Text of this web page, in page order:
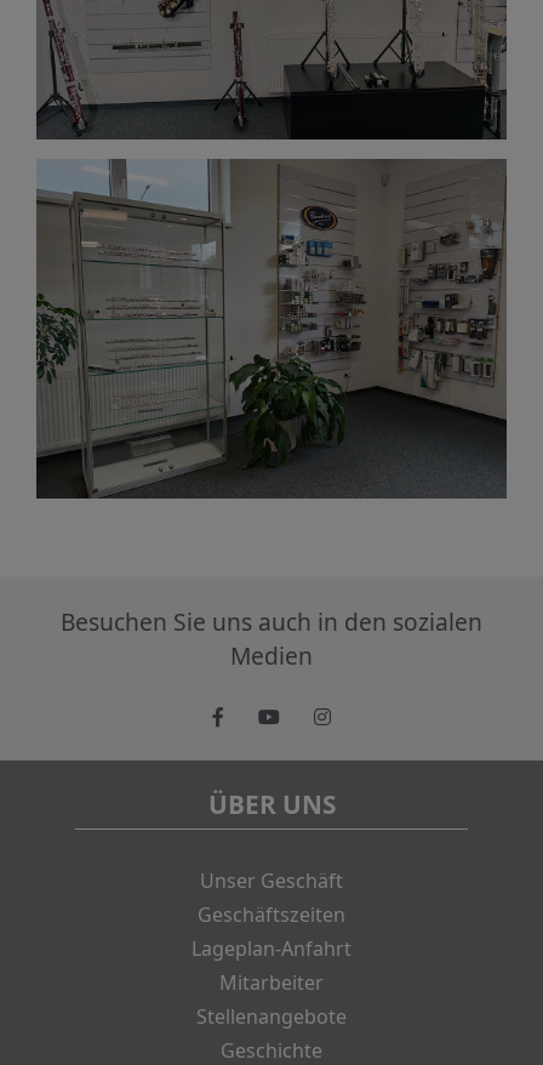
Besuchen Sie uns auch in den sozialen
Medien
ÜBER UNS
Unser Geschäft
Geschäftszeiten
Lageplan-Anfahrt
Mitarbeiter
Stellenangebote
Geschichte